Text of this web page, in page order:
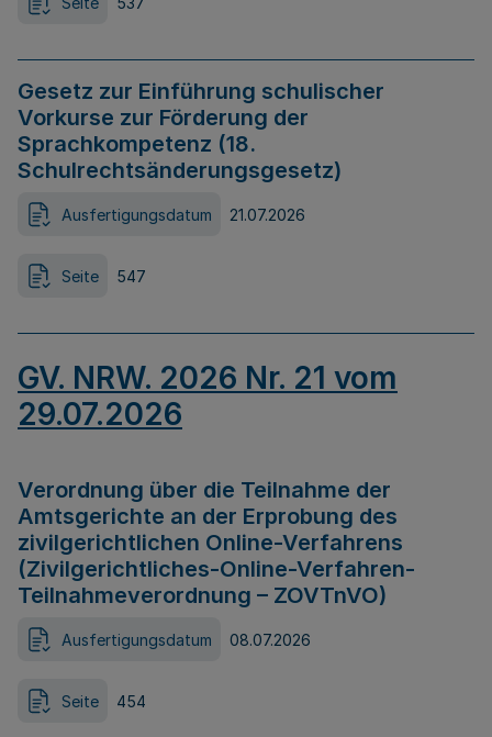
Gesetz zur Einführung schulischer
Vorkurse zur Förderung der
Sprachkompetenz (18.
Schulrechtsänderungsgesetz)
Ausfertigungsdatum 21.07.2026
Seite 547
GV. NRW. 2026 Nr. 21 vom
29.07.2026
Verordnung über die Teilnahme der
Amtsgerichte an der Erprobung des
zivilgerichtlichen Online-Verfahrens
(Zivilgerichtliches-Online-Verfahren-
Teilnahmeverordnung – ZOVTnVO)
Ausfertigungsdatum 08.07.2026
Seite 454